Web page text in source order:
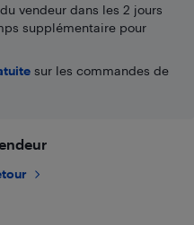
vendeur dans les 2 jours
supplémentaire pour
sur les commandes de